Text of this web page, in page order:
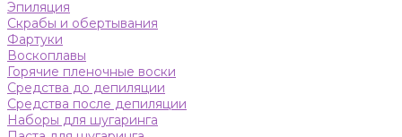
Эпиляция
Скрабы и обертывания
Фартуки
Воскоплавы
Горячие пленочные воски
Средства до депиляции
Средства после депиляции
Наборы для шугаринга